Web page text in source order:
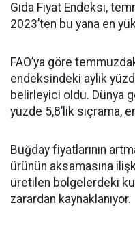
Gıda Fiyat Endeksi,
2023’ten bu yana en
FAO’ya göre
endeksindeki aylık
belirleyici oldu. Dünya
yüzde 5,8’lik sıçrama,
Buğday fiyatlarının
ürünün aksamasına
üretilen bölgelerdeki
zarardan kaynaklanıyor.